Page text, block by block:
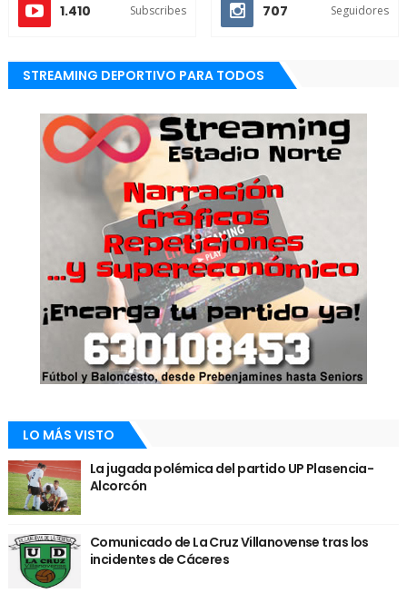
1.410 Subscribes 707 Seguidores
STREAMING DEPORTIVO PARA TODOS
LO MÁS VISTO
La jugada polémica del partido UP Plasencia-
Alcorcón
Comunicado de La Cruz Villanovense tras los
incidentes de Cáceres